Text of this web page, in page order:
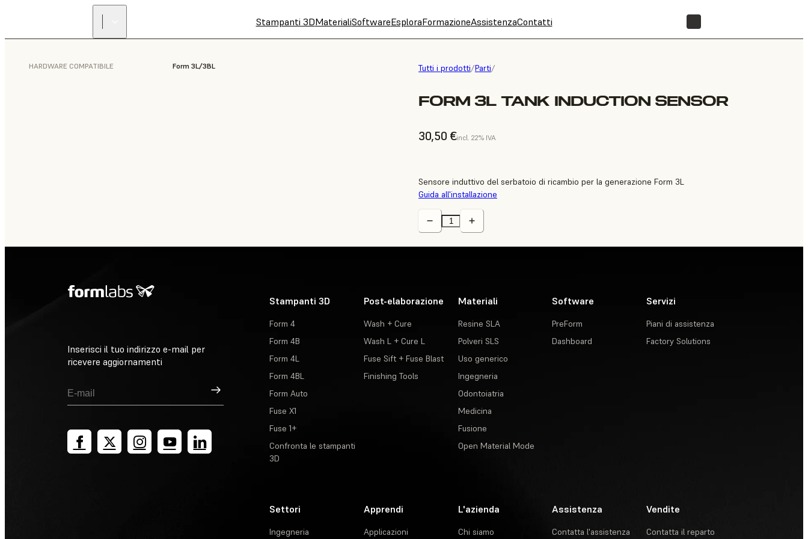
Stampanti 3DMaterialiSoftwareEsploraFormazioneAssistenzaContatti
Tutti i prodotti/Parti/
FORM 3L TANK INDUCTION SENSOR
30,50 €incl. 22% IVA
HARDWARE COMPATIBILE Form 3L/3BL
Sensore induttivo del serbatoio di ricambio per la generazione Form 3L
Guida all'installazione
Inserisci il tuo indirizzo e-mail per
ricevere aggiornamenti
Registrati
Stampanti 3D
Form 4
Form 4B
Form 4L
Form 4BL
Form Auto
Fuse X1
Fuse 1+
Confronta le stampanti
3D
Post-elaborazione
Wash + Cure
Wash L + Cure L
Fuse Sift + Fuse Blast
Finishing Tools
Materiali
Resine SLA
Polveri SLS
Uso generico
Ingegneria
Odontoiatria
Medicina
Fusione
Open Material Mode
Software
PreForm
Dashboard
Servizi
Piani di assistenza
Factory Solutions
Settori
Ingegneria
Apprendi
Applicazioni
L'azienda
Chi siamo
Assistenza
Contatta l'assistenza
Vendite
Contatta il reparto